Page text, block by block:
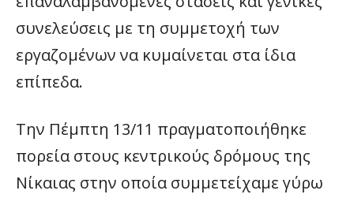
συνελεύσεις με τη συμμετοχή των
εργαζομένων να κυμαίνεται στα ίδια
επίπεδα.
Την Πέμπτη 13/11 πραγματοποιήθηκε
πορεία στους κεντρικούς δρόμους της
Νίκαιας στην οποία συμμετείχαμε γύρω